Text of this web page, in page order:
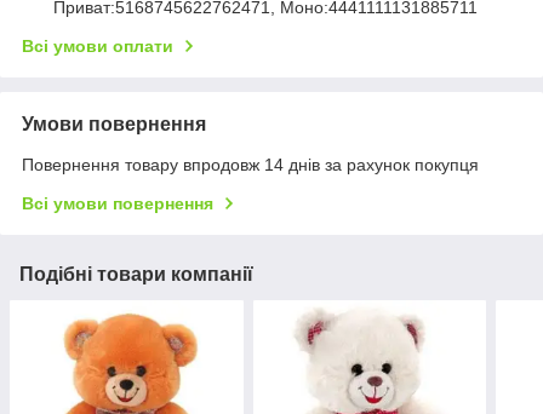
Приват:5168745622762471, Моно:4441111131885711
Всі умови оплати
Умови повернення
Повернення товару впродовж 14 днів за рахунок покупця
Всі умови повернення
Подібні товари компанії